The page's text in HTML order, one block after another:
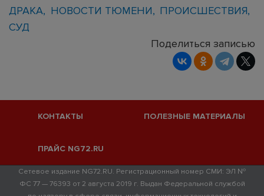
ДРАКА НОВОСТИ ТЮМЕНИ
ПРОИСШЕСТВИЯ
СУД
Поделиться записью
КОНТАКТЫ ПОЛЕЗНЫЕ МАТЕРИАЛЫ
ПРАЙС NG72.RU
Сетевое издание NG72.RU. Регистрационный номер СМИ: ЭЛ №
ФС 77 — 76393 от 2 августа 2019 г. Выдан Федеральной службой